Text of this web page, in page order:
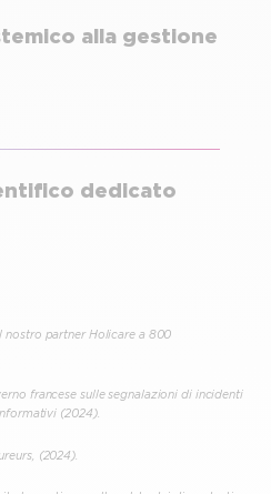
alla gestione
dedicato
nostro partner Holicare a 800
francese sulle segnalazioni di incidenti
(2024).
(2024)